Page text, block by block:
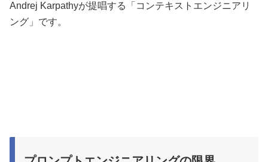
Andrej Karpathyが提唱する「コンテキストエンジニアリ
ング」です。